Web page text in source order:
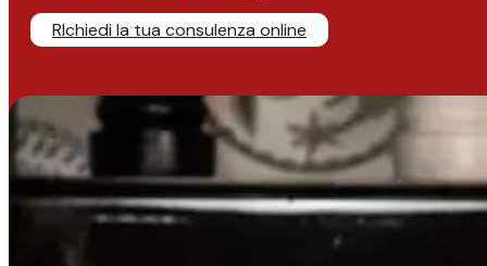
RIchiedi la tua consulenza online